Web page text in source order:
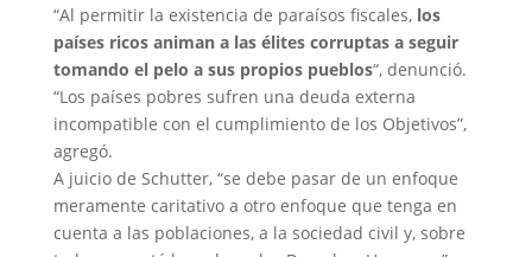
“Al permitir la existencia de paraísos fiscales, los
países ricos animan a las élites corruptas a seguir
tomando el pelo a sus propios pueblos“, denunció.
“Los países pobres sufren una deuda externa
incompatible con el cumplimiento de los Objetivos”,
agregó.
A juicio de Schutter, “se debe pasar de un enfoque
meramente caritativo a otro enfoque que tenga en
cuenta a las poblaciones, a la sociedad civil y, sobre